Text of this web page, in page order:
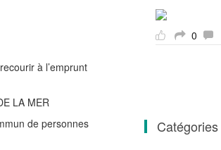
à l’emprunt
LA MER
de personnes
0
Catégories